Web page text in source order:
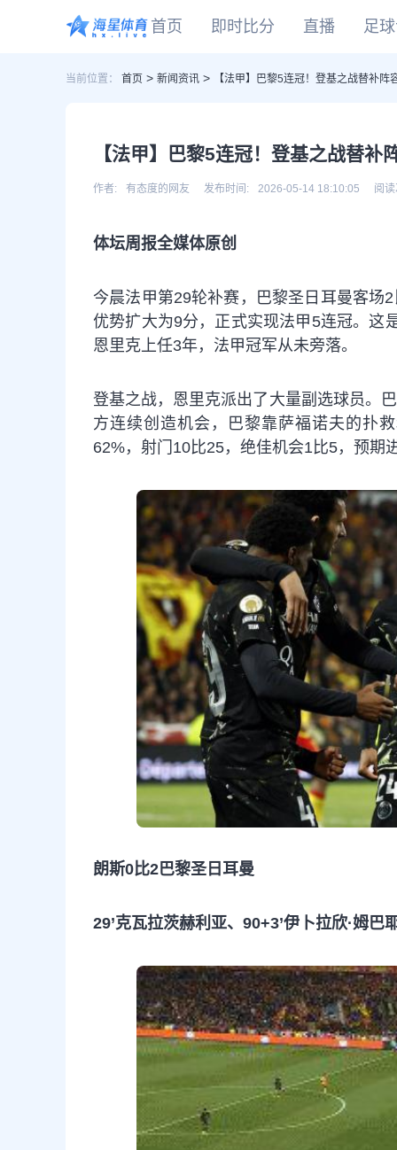
首页 即时比分
足球 比分
电竞 比分
欧冠
德甲
NBA
NCAA
直播
CBA
DOTA2
KOG
足
足球推荐
头条
足球资料库
当前位置： 首页 > 新闻资讯 > 【法甲】巴黎5连冠！登基之战替补阵
【法甲】巴黎5连冠！登基之战替补
作者: 有态度的网友 发布时间: 2026-05-14 18:10:05 阅
体坛周报全媒体原创
今晨法甲第29轮补赛， 巴黎圣日耳曼客场
优势扩大为9分，正式实现法甲5连冠。这
恩里克上任3年，法甲冠军从未旁落。
登基之战，恩里克派出了大量副选球员。
方连续创造机会，巴黎靠萨福诺夫的扑
62%，射门10比25，绝佳机会1比5，预期
朗斯0比2巴黎圣日耳曼
29’克瓦拉茨赫利亚、90+3’伊卜拉欣·姆巴